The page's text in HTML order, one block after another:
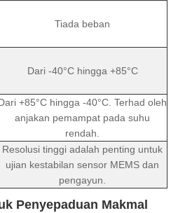
Tiada beban
Dari -40°C hingga +85°C
+85°C hingga -40°C. Terhad oleh
anjakan pemampat pada suhu
rendah.
Resolusi tinggi adalah penting untuk
ujian kestabilan sensor MEMS dan
pengayun.
Penyepaduan Makmal